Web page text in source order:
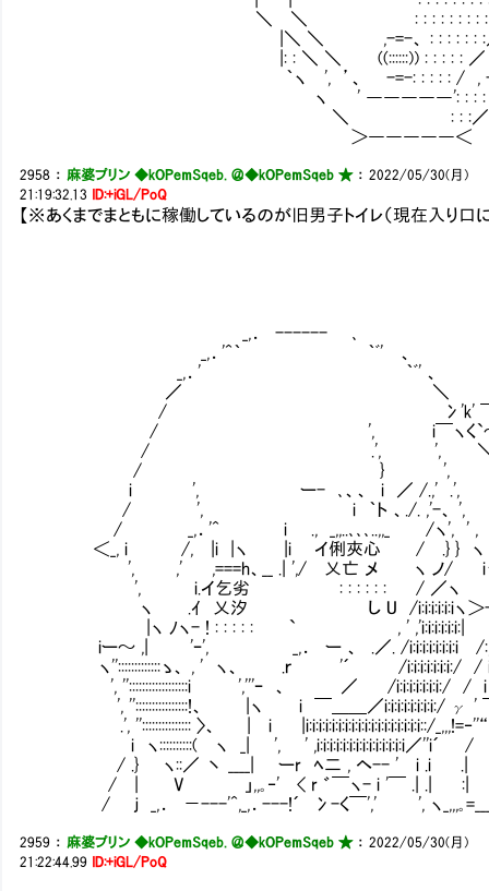
＼ ＼ : : : : : : : : : : :
|＼ ＼ ,-=-、 : : : : : : :／
|: : ＼ ＼ ((::::::)) : : : : : ／
｀ヽ ', ’、 -=-: : : : : / , - ’
ヽ ' ―――――': : : :
＼ : : :／
＞―――――＜
2958 ： 麻婆プリン ◆kOPemSqeb. ＠◆kOPemSqeb ★：2022/05/30(月)
21:19:32.13
ID:+iGL/PoQ
【※あくまでまともに稼働しているのが旧男子トイレ（現在入り
_,． ------ ､
_,．'^｀ ｀ﾞ' 、
_,．' ｀ﾞ' 、
／ ＼
/ 冫'k' ￣￣ `ー
/ ', i￣ヽく`～､
/ .', ', ＼ ｀ﾞ'ｰ
/ } ',
i ', ー- ､、、 i ／ /.,'
/ ', i ｀ト 、./. ,'-、 ',
/ _,．'^ i ., _,,..､､､..,,_ /ヽ',
＜_, i /, |i |ヽ |i イ俐夾心 ㍉ / .} } ヽ .∧／ （
', ,' ,===h、__ .| ',/ 乂亡 メ ヽ ノ/ i
', i.イ乞劣 : : : : : : / ／ヽ ', ヽ
ヽ .ｲ 乂汐 し U /i:i:i:i:i:iヽ＞-
|ヽ ﾉヽ- ! : : : : : ` , ' ,'i:i:i:i:i:i:| 冫／
iー～ ,| 'ｰ', _,． ー 、 .／. /
ヽ'':::::::::::::ゝ、 , ' ヽ、 .ｒ '´ /
', ''::::::::::::::::::i ','''ｰ 、 ／ /
', ''::::::::::::::::!、 |ヽ i ￣＿＿／i:i:i:i:i:i:i:i:/ γ '
.', ''::::::::::::::: 〉、 | i |i:i:i:i:i:i:i:i:i:i:i:i:i:i:i:i:i:i::/
i ヽ::::::::::( ヽ _| ', ' ,i:i:i:i:i:i:i:i:i:i:i:i:i:i／''i´
/ .} ヽ::／ 丶 ____| ーr ﾍ二 , ヘ-- ' i .i
/ | V 」,,｡‐' < r ゛￣ヽ- i '￣
/ ｊ _,． －---'^,_,．---!´ 冫-く￣',' ', ヽ_,,,｡
2959 ： 麻婆プリン ◆kOPemSqeb. ＠◆kOPemSqeb ★：2022/05/30(月)
21:22:44.99
ID:+iGL/PoQ